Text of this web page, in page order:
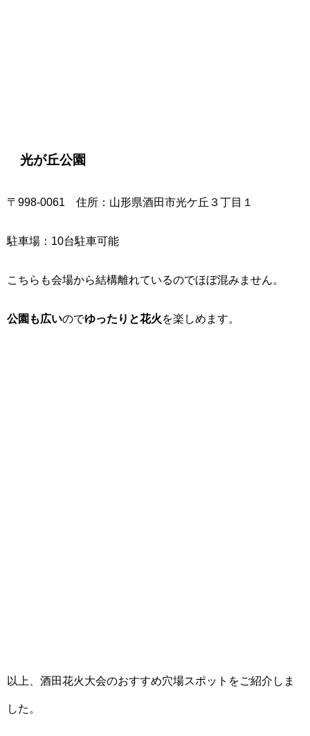
光が丘公園
〒998-0061 住所：山形県酒田市光ケ丘３丁目１
駐車場：10台駐車可能
こちらも会場から結構離れているのでほぼ混みません。
公園も広いのでゆったりと花火を楽しめます。
以上、酒田花火大会のおすすめ穴場スポットをご紹介しま
した。